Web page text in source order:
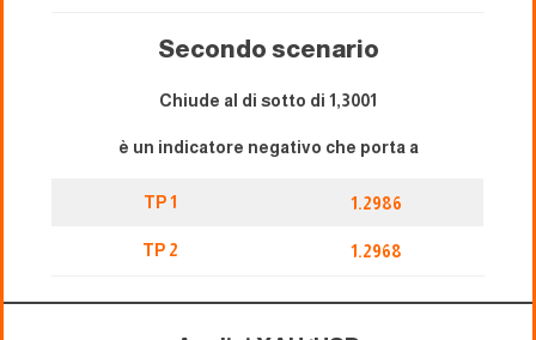
Secondo scenario
Chiude al di sotto di 1,3001
è un indicatore negativo che porta a
TP 1 1.2986
TP 2 1.2968